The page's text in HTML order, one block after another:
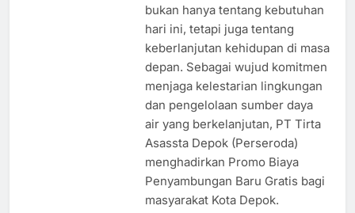
bukan hanya tentang kebutuhan
hari ini, tetapi juga tentang
keberlanjutan kehidupan di masa
depan. Sebagai wujud komitmen
menjaga kelestarian lingkungan
dan pengelolaan sumber daya
air yang berkelanjutan, PT Tirta
Asassta Depok (Perseroda)
menghadirkan Promo Biaya
Penyambungan Baru Gratis bagi
masyarakat Kota Depok.